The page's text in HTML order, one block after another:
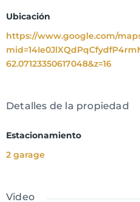
Ubicación
https://www.google.com/
62.07123350617048&z=16
Detalles de la propiedad
Estacionamiento
2 garage
Video